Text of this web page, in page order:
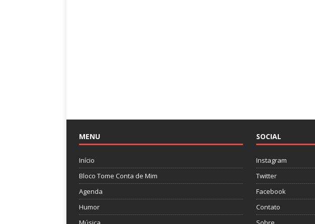
MENU
Início
Bloco Tome Conta de Mim
Agenda
Humor
SOCIAL
Instagram
Twitter
Facebook
Contato